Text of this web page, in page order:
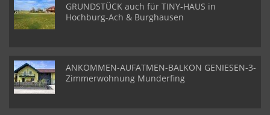
GRUNDSTÜCK auch für TINY-HAUS in
Hochburg-Ach & Burghausen
ANKOMMEN-AUFATMEN-BALKON GENIESEN-3-
Zimmerwohnung Munderfing